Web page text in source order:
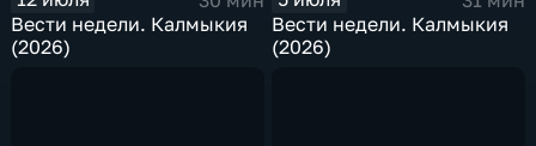
Вести недели. Калмыкия
(2026)
Вести недели. Калмыкия
(2026)